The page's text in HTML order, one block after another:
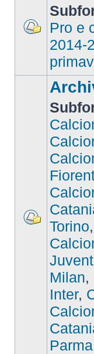
Pro e
2014-
Torino,
Milan,
Inter,